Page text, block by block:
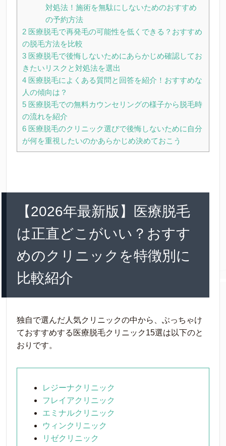
対処法！施術を無駄にしないためのおすすめ
の予約方法
2 医療脱毛で再発毛の可能性を低くできる？おすすめ
の脱毛方法を比較
3 医療脱毛で後悔しないためにあらかじめ確認してお
きたいリスクと対処法を選出
4 医療脱毛によくある質問と回答を紹介！おすすめな
人の傾向は？
5 医療脱毛での無料カウンセリングの様子から脱毛時
の流れを紹介
6 医療脱毛のクリニック選びで後悔しないために自分
が何を重視したいのかあらかじめ決めておこう
【2026年最新版】医療脱毛
は正直どこがいい？おすす
めのクリニックを特徴別に
比較紹介
独自で選んだ人気クリニックの中から、ぶっちゃけ
ておすすめする医療脱毛クリニック15選は以下のと
おりです。
レジーナクリニック
フレイアクリニック
エミナルクリニック
ウィンクリニック
リゼクリニック